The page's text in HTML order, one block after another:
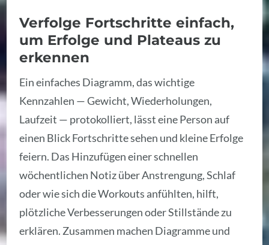
Verfolge Fortschritte einfach,
um Erfolge und Plateaus zu
erkennen
Ein einfaches Diagramm, das wichtige
Kennzahlen — Gewicht, Wiederholungen,
Laufzeit — protokolliert, lässt eine Person auf
einen Blick Fortschritte sehen und kleine Erfolge
feiern. Das Hinzufügen einer schnellen
wöchentlichen Notiz über Anstrengung, Schlaf
oder wie sich die Workouts anfühlten, hilft,
plötzliche Verbesserungen oder Stillstände zu
erklären. Zusammen machen Diagramme und